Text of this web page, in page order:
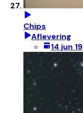
Chips
Aflevering
14 jun 19